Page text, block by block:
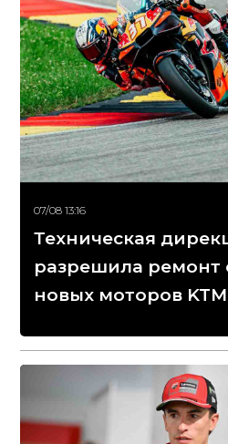
07/08 13:16
Техническая
разрешила ремонт
новых моторов KTM